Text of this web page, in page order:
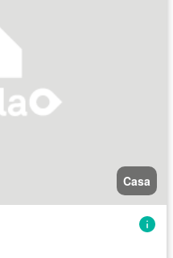
Casa